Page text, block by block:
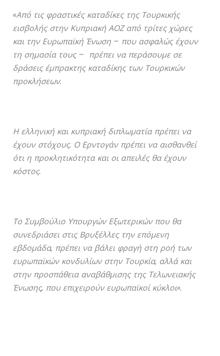
«Από τις φραστικές καταδίκες της Τουρκικής
εισβολής στην Κυπριακή ΑΟΖ από τρίτες χώρες
και την Ευρωπαϊκή Ένωση – που ασφαλώς έχουν
τη σημασία τους – πρέπει να περάσουμε σε
δράσεις έμπρακτης καταδίκης των Τουρκικών
προκλήσεων.
Η ελληνική και κυπριακή διπλωματία πρέπει να
έχουν στόχους. Ο Ερντογάν πρέπει να αισθανθεί
ότι η προκλητικότητα και οι απειλές θα έχουν
κόστος.
Το Συμβούλιο Υπουργών Εξωτερικών που θα
συνεδριάσει στις Βρυξέλλες την επόμενη
εβδομάδα, πρέπει να βάλει φραγή στη ροή των
ευρωπαϊκών κονδυλίων στην Τουρκία, αλλά και
στην προσπάθεια αναβάθμισης της Τελωνειακής
Ένωσης, που επιχειρούν ευρωπαϊκοί κύκλοι».